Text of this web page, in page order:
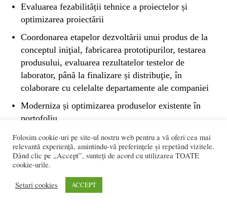
Evaluarea fezabilității tehnice a proiectelor și
optimizarea proiectării
Coordonarea etapelor dezvoltării unui produs de la
conceptul iniţial, fabricarea prototipurilor, testarea
produsului, evaluarea rezultatelor testelor de
laborator, până la finalizare și distribuţie, în
colaborare cu celelalte departamente ale companiei
Moderniza și optimizarea produselor existente în
portofoliu
Planificare APQP și elaborare documente necesare
de dezvoltare ale produselor în conformitate cu
cerințele și standardele specifice fiecărui client în
Elaborare documentație constructivă a produselor
Folosim cookie-uri pe site-ul nostru web pentru a vă oferi cea mai
relevantă experiență, amintindu-vă preferințele și repetând vizitele.
Dând clic pe „Accept”, sunteți de acord cu utilizarea TOATE
cookie-urile.
Setari cookies ACCEPT